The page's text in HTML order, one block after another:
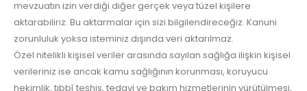
mevzuatın izin verdiği diğer gerçek veya tüzel kişilere
aktarabiliriz. Bu aktarmalar için sizi bilgilendireceğiz. Kanuni
zorunluluk yoksa isteminiz dışında veri aktarılmaz.
Özel nitelikli kişisel veriler arasında sayılan sağlığa ilişkin kişisel
verileriniz ise ancak kamu sağlığının korunması, koruyucu
hekimlik, tıbbî teşhis, tedavi ve bakım hizmetlerinin yürütülmesi,